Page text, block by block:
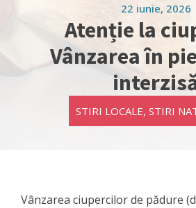
22 iunie, 2026
Atenție la
Vânzarea în
STIRI LOCALE, STIRI
Vânzarea ciupercilor de pădure